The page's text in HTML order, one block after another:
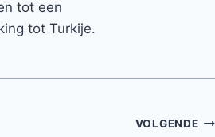
tot een
tot Turkije.
VOLGENDE